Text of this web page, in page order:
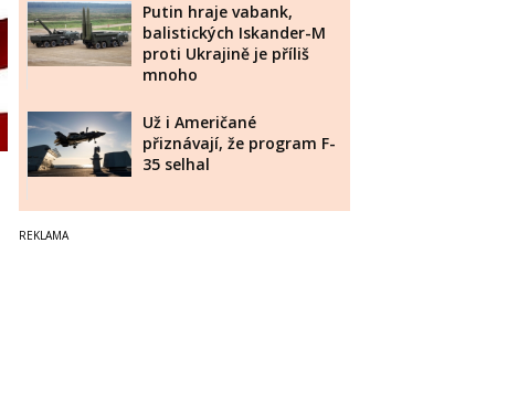
Putin hraje vabank,
balistických Iskander-M
proti Ukrajině je příliš
mnoho
Už i Američané
přiznávají, že program F-
35 selhal